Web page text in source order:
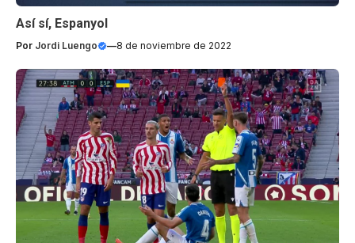
Así sí, Espanyol
Por Jordi Luengo —8 de noviembre de 2022